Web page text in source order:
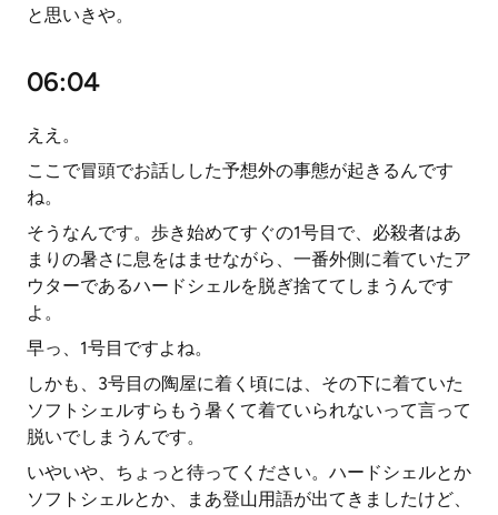
と思いきや。
06:04
ええ。
ここで冒頭でお話しした予想外の事態が起きるんです
ね。
そうなんです。歩き始めてすぐの1号目で、必殺者はあ
まりの暑さに息をはませながら、一番外側に着ていたア
ウターであるハードシェルを脱ぎ捨ててしまうんです
よ。
早っ、1号目ですよね。
しかも、3号目の陶屋に着く頃には、その下に着ていた
ソフトシェルすらもう暑くて着ていられないって言って
脱いでしまうんです。
いやいや、ちょっと待ってください。ハードシェルとか
ソフトシェルとか、まあ登山用語が出てきましたけど、